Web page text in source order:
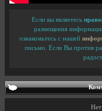
Если вы являетесь
размещения
ознакомьтесь с нашей
письмо. Если Вы против
Нет